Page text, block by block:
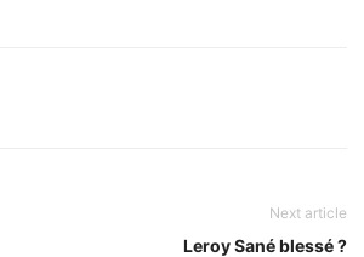
Next article
Leroy Sané blessé ?